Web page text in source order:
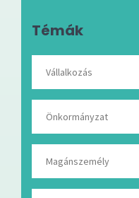
Témák
Vállalkozás
Önkormányzat
Magánszemély